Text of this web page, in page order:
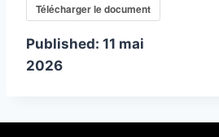
Télécharger le document
Published: 11 mai
2026